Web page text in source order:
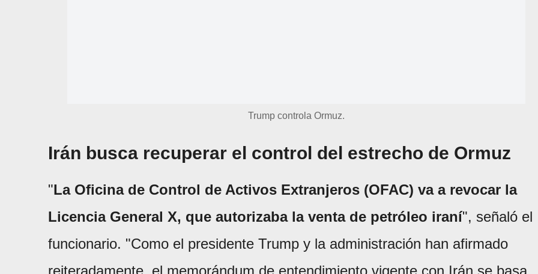
Trump controla Ormuz.
Irán busca recuperar el control del estrecho de Ormuz
"La Oficina de Control de Activos Extranjeros (OFAC) va a revocar la
Licencia General X, que autorizaba la venta de petróleo iraní", señaló el
funcionario. "Como el presidente Trump y la administración han afirmado
reiteradamente, el memorándum de entendimiento vigente con Irán se basa